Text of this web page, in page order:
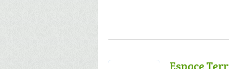
Espace